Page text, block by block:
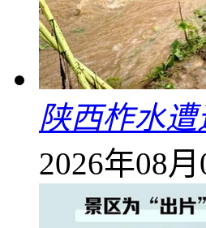
陕西柞水
2026年08